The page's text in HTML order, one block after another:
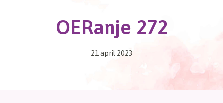
OERanje 272
21 april 2023